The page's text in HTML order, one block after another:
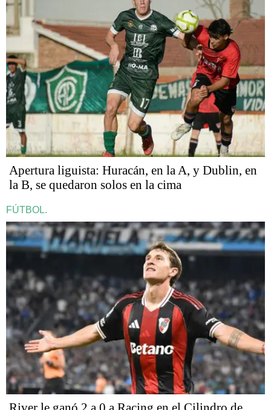
Apertura liguista: Huracán, en la A, y Dublin, en
la B, se quedaron solos en la cima
FÚTBOL.